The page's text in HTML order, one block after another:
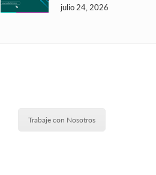
julio 24, 2026
Trabaje con Nosotros